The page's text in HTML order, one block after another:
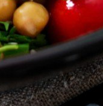
فريق
2025-11-03